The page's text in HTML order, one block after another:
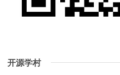
开源学村